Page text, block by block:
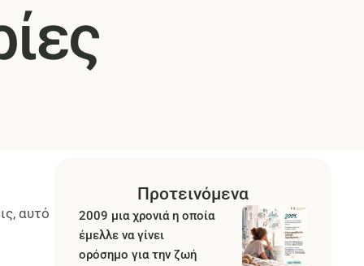
αυτό
Προτεινόμενα
2009 μια χρονιά η οποία
έμελλε να γίνει
ορόσημο για την ζωή